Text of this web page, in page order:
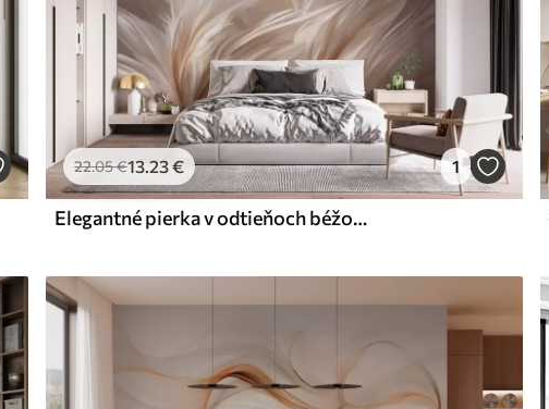
22.05€13.23€ 1
Elegantné pierka v odtieňoch béžovej a hnedej